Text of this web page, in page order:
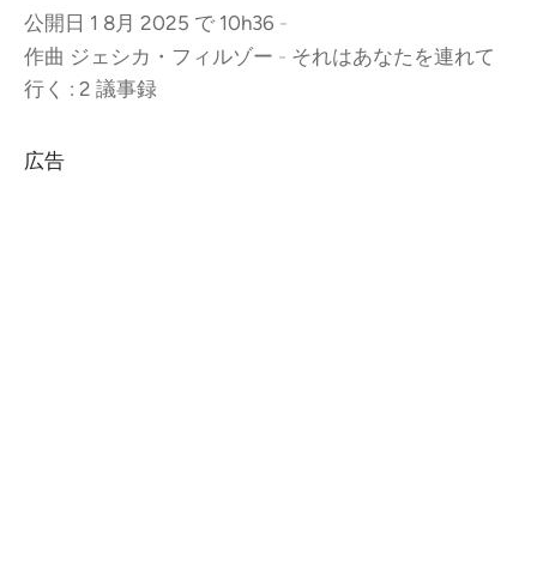
公開日 1 8月 2025 で 10h36 -
作曲 ジェシカ・フィルゾー - それはあなたを連れて
行く : 2 議事録
広告